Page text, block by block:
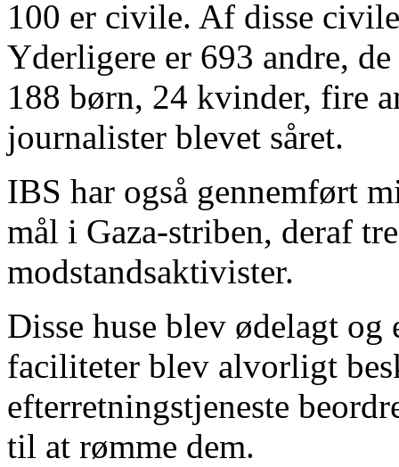
100 er civile. Af disse
Yderligere er 693 andre,
188 børn, 24 kvinder, fire
journalister blevet såret.
IBS har også gennemført
mål i Gaza-striben, deraf
modstandsaktivister.
Disse huse blev ødelagt
faciliteter blev alvorligt
efterretningstjeneste
til at rømme dem.